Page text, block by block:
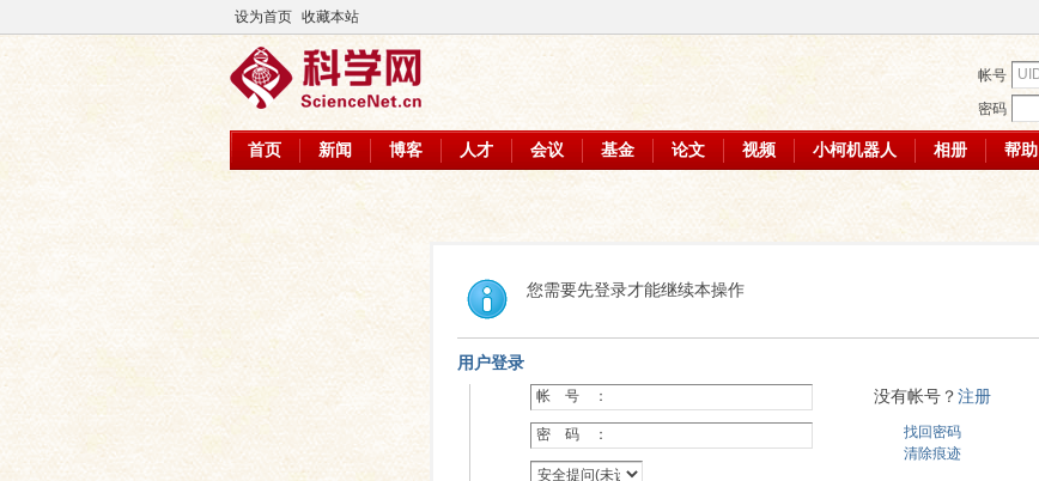
设为首页 收藏本站
帐号
密码
首页 新闻 博客 人才 会议 基金 论文 视频 小柯机器人 相册 帮助
您需要先登录才能继续本操作
用户登录
帐 号 ：
密 码 ：
没有帐号？注册
找回密码
清除痕迹